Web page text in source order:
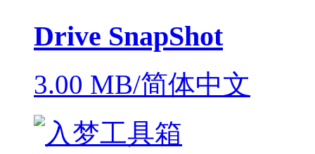
Drive SnapShot
3.00 MB/简体中文